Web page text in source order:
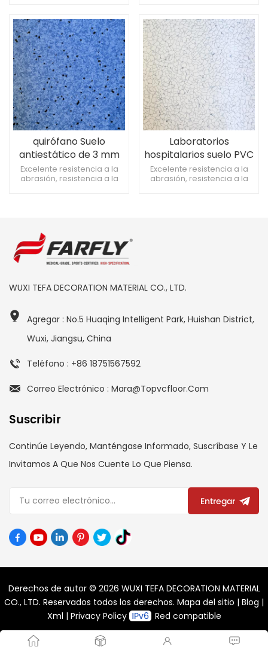
y antimoho, 0 formaldehído.
Función electrostática
permanente
y antimoho, 0 formaldehído.
Función electrostática
permanente
quirófano Suelo
antiestático de 3 mm
azul
Excelente resistencia a la
abrasión, resistencia a la
Laboratorios
hospitalarios suelo PVC
2mm antiestático.
Excelente resistencia a la
abrasión, resistencia a la
WUXI TEFA DECORATION MATERIAL CO., LTD.
Agregar : No.5 Huaqing Intelligent Park, Huishan District,
Wuxi, Jiangsu, China
Teléfono : +86 18751567592
Correo Electrónico : Mara@topvcfloor.com
Suscribir
Continúe Leyendo, Manténgase Informado, Suscríbase Y Le
Invitamos A Que Nos Cuente Lo Que Piensa.
Entregar
Derechos de autor © 2026 WUXI TEFA DECORATION MATERIAL
CO., LTD. Reservados todos los derechos. Mapa del sitio | Blog |
Xml | Privacy Policy Red compatible